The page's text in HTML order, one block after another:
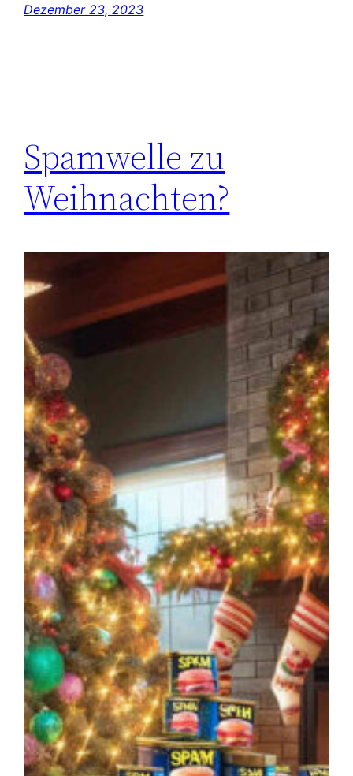
Dezember 23, 2023
Spamwelle zu
Weihnachten?